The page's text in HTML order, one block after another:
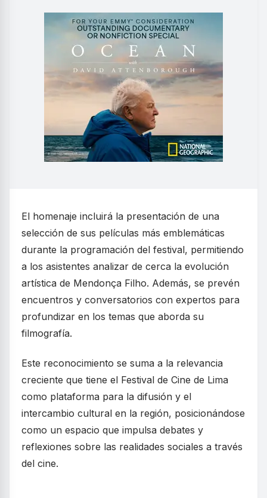
El homenaje incluirá la presentación de una
selección de sus películas más emblemáticas
durante la programación del festival, permitiendo
a los asistentes analizar de cerca la evolución
artística de Mendonça Filho. Además, se prevén
encuentros y conversatorios con expertos para
profundizar en los temas que aborda su
filmografía.
Este reconocimiento se suma a la relevancia
creciente que tiene el Festival de Cine de Lima
como plataforma para la difusión y el
intercambio cultural en la región, posicionándose
como un espacio que impulsa debates y
reflexiones sobre las realidades sociales a través
del cine.